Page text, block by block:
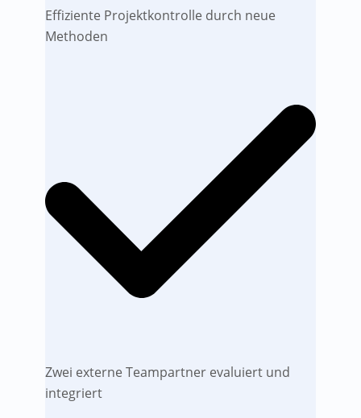
Effiziente Projektkontrolle durch neue
Methoden
Zwei externe Teampartner evaluiert und
integriert